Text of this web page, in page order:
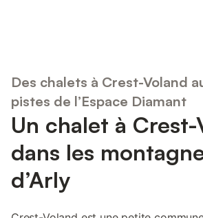
Des chalets à Crest-Voland
pistes de l’Espace Diamant
Un chalet à Crest-
dans les
d’Arly